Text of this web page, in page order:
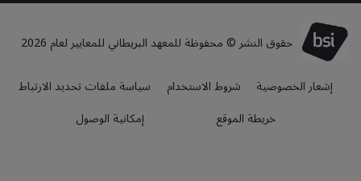
حقوق النشر © محفوظة للمعهد البريطاني للمعايير لعام 2026
إشعار الخصوصية
شروط الاستخدام
سياسة ملفات تحديد الارتباط
خريطة الموقع
إمكانية الوصول